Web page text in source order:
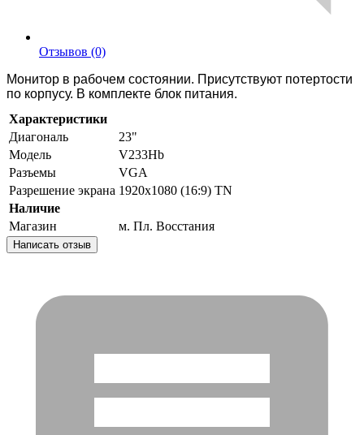
Отзывов (0)
Монитор в рабочем состоянии. Присутствуют потертости
по корпусу. В комплекте блок питания.
Характеристики
Диагональ
23"
Модель
V233Hb
Разъемы
VGA
Разрешение экрана 1920x1080 (16:9) TN
Наличие
Магазин
м. Пл. Восстания
Написать отзыв